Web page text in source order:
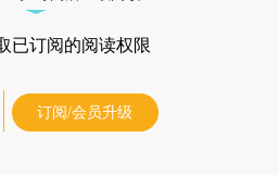
已订阅的阅读权限
订阅/会员升级